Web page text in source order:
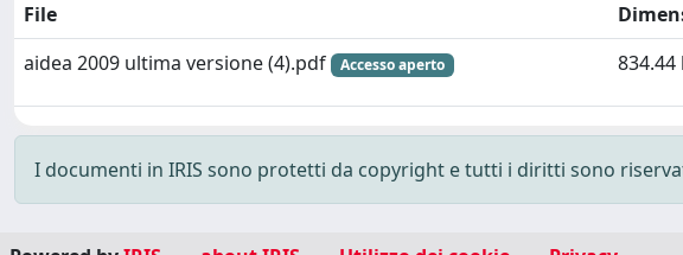
File
aidea 2009 ultima versione (4).pdf
Accesso aperto 834.44
I documenti in IRIS sono protetti da copyright e tutti i diritti sono